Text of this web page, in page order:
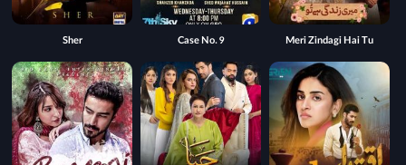
Meri Zindagi Hai Tu
Case No. 9
Sher